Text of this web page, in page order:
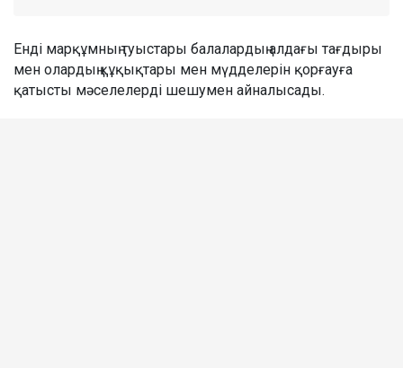
Енді марқұмның туыстары балалардың алдағы тағдыры
мен олардың құқықтары мен мүдделерін қорғауға
қатысты мәселелерді шешумен айналысады.